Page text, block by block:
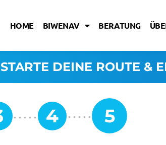
HOME BIWENAV BERATUNG
STARTE DEINE ROUTE &